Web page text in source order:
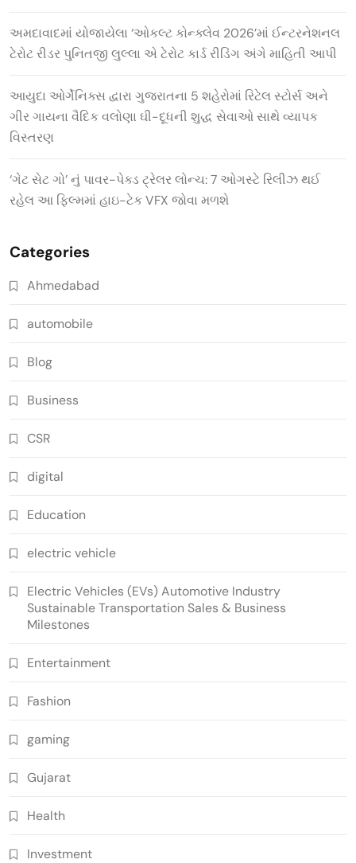
અમદાવાદમાં યોજાયેલા ‘ઓકલ્ટ કોન્ક્લેવ 2026’માં ઈન્ટરનેશનલ
ટેરોટ રીડર પુનિતજી લુલ્લા એ ટેરોટ કાર્ડ રીડિંગ અંગે માહિતી આપી
આયુદા ઓર્ગેનિક્સ દ્વારા ગુજરાતના 5 શહેરોમાં રિટેલ સ્ટોર્સ અને
ગીર ગાયના વૈદિક વલોણા ઘી-દૂધની શુદ્ધ સેવાઓ સાથે વ્યાપક
વિસ્તરણ
‘ગેટ સેટ ગો’ નું પાવર-પેક્ડ ટ્રેલર લોન્ચ: 7 ઓગસ્ટે રિલીઝ થઈ
રહેલ આ ફિલ્મમાં હાઇ-ટેક VFX જોવા મળશે
Categories
Ahmedabad
automobile
Blog
Business
CSR
digital
Education
electric vehicle
Electric Vehicles (EVs) Automotive Industry
Sustainable Transportation Sales & Business
Milestones
Entertainment
Fashion
gaming
Gujarat
Health
Investment